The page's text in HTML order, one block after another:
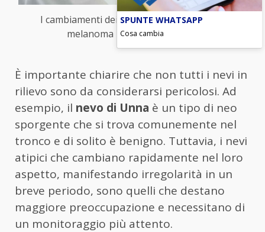
I cambiamenti dei nei che sono pericolo di
melanoma – blitzquotidiano.it
È importante chiarire che non tutti i nevi in
rilievo sono da considerarsi pericolosi. Ad
esempio, il nevo di Unna è un tipo di neo
sporgente che si trova comunemente nel
tronco e di solito è benigno. Tuttavia, i nevi
atipici che cambiano rapidamente nel loro
aspetto, manifestando irregolarità in un
breve periodo, sono quelli che destano
maggiore preoccupazione e necessitano di
un monitoraggio più attento.
SPUNTE WHATSAPP
Cosa cambia